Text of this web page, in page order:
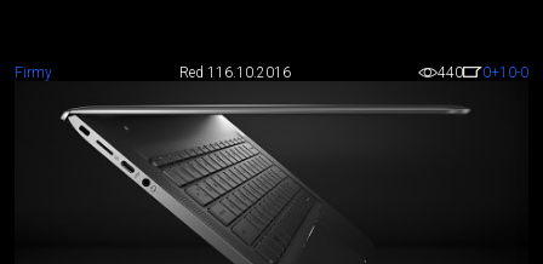
Firmy Red 1 16.10.2016 440 0+10-0